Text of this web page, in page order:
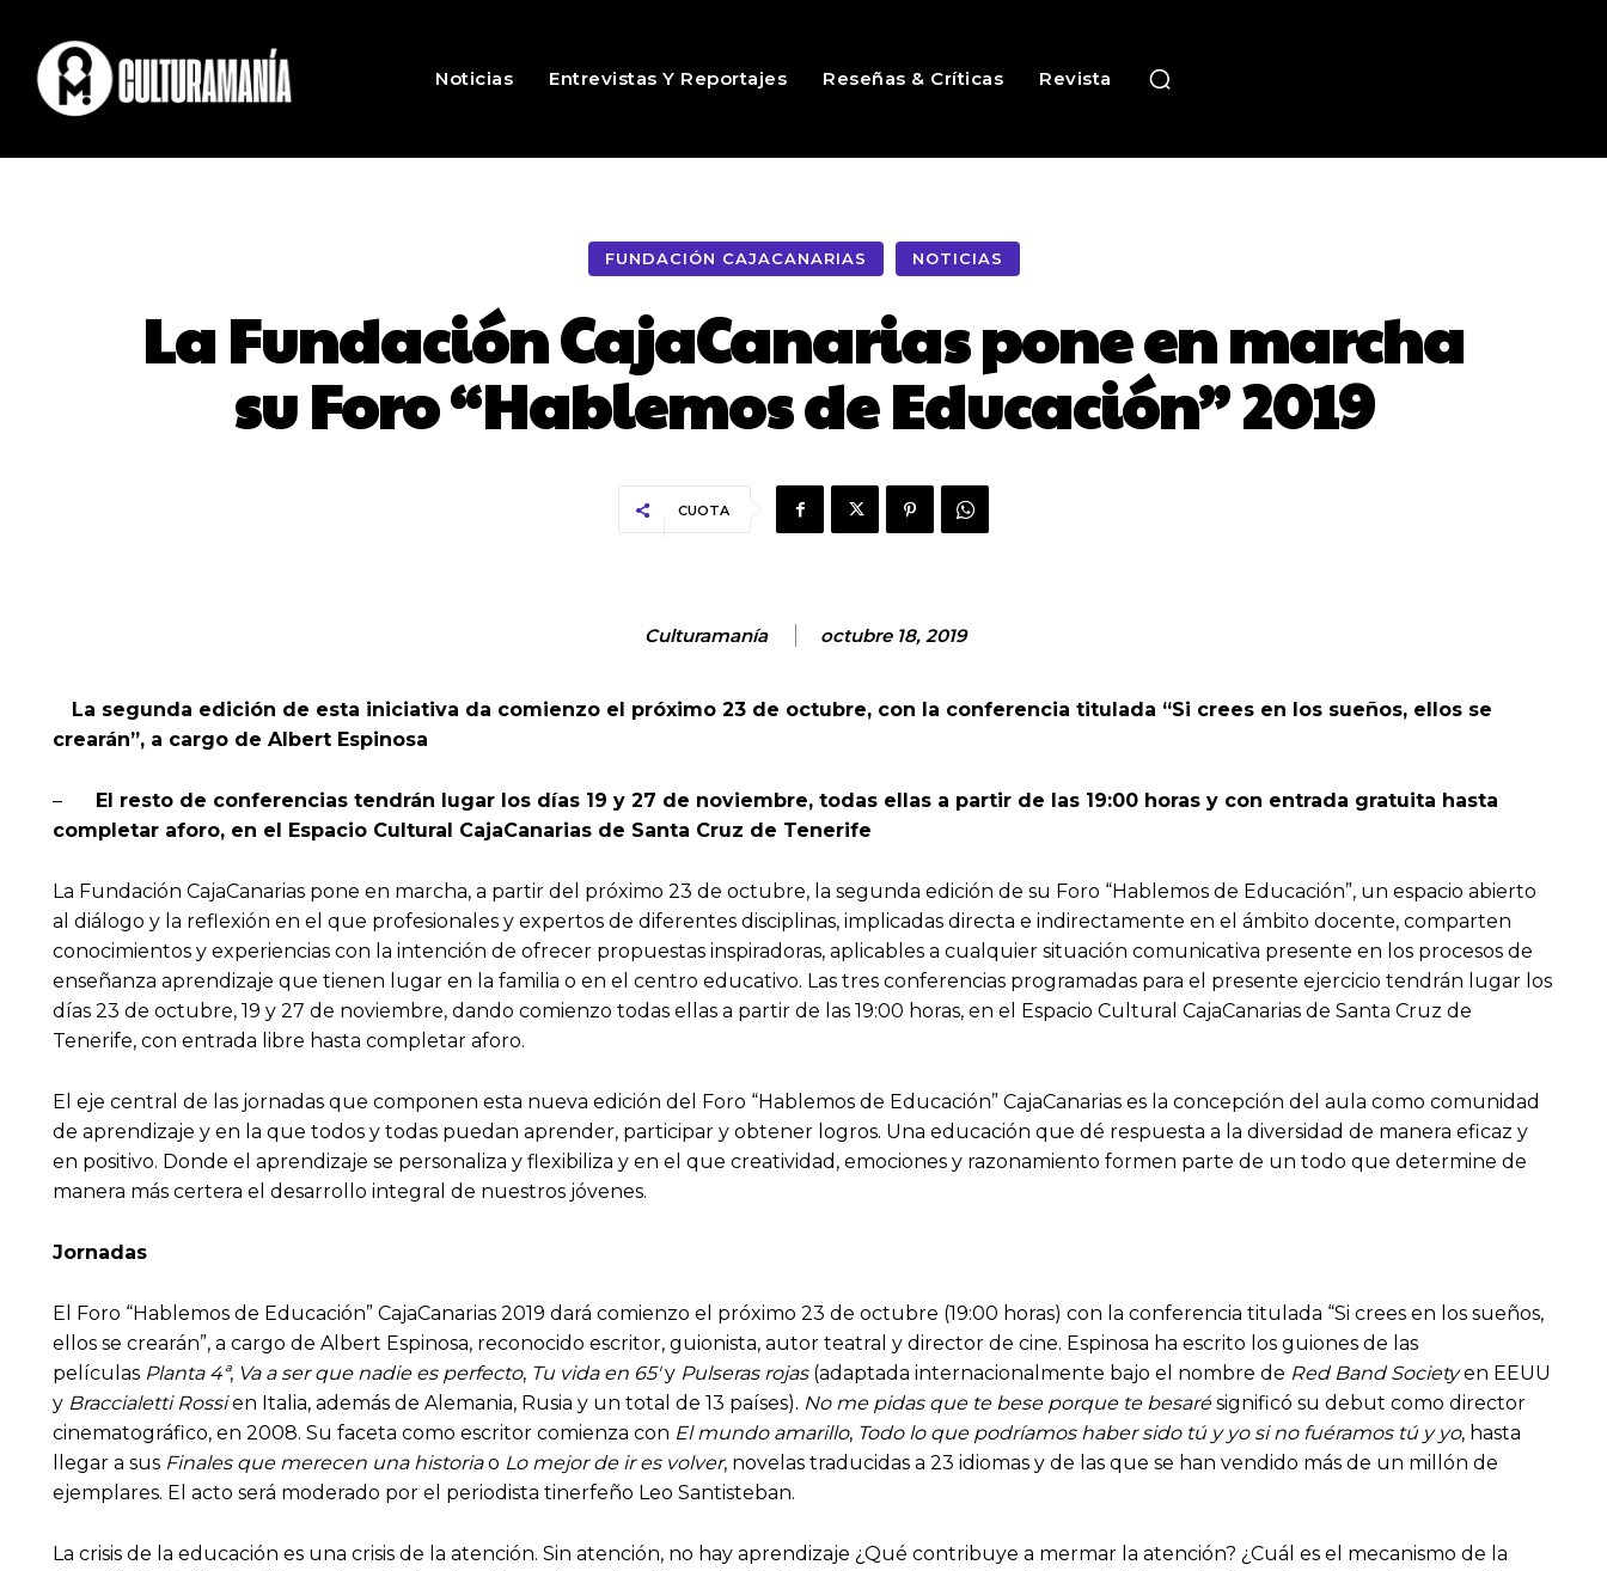
Noticias Entrevistas Y Reportajes Reseñas & Críticas Revista
FUNDACIÓN CAJACANARIAS NOTICIAS
La Fundación CajaCanarias pone en marcha
su Foro “Hablemos de Educación” 2019
CUOTA
Culturamanía octubre 18, 2019
La segunda edición de esta iniciativa da comienzo el próximo 23 de octubre, con la conferencia titulada “Si crees en los sueños, ellos se
crearán”, a cargo de Albert Espinosa
– El resto de conferencias tendrán lugar los días 19 y 27 de noviembre, todas ellas a partir de las 19:00 horas y con entrada gratuita hasta
completar aforo, en el Espacio Cultural CajaCanarias de Santa Cruz de Tenerife
La Fundación CajaCanarias pone en marcha, a partir del próximo 23 de octubre, la segunda edición de su Foro “Hablemos de Educación”, un espacio abierto
al diálogo y la reflexión en el que profesionales y expertos de diferentes disciplinas, implicadas directa e indirectamente en el ámbito docente, comparten
conocimientos y experiencias con la intención de ofrecer propuestas inspiradoras, aplicables a cualquier situación comunicativa presente en los procesos de
enseñanza aprendizaje que tienen lugar en la familia o en el centro educativo. Las tres conferencias programadas para el presente ejercicio tendrán lugar los
días 23 de octubre, 19 y 27 de noviembre, dando comienzo todas ellas a partir de las 19:00 horas, en el Espacio Cultural CajaCanarias de Santa Cruz de
Tenerife, con entrada libre hasta completar aforo.
El eje central de las jornadas que componen esta nueva edición del Foro “Hablemos de Educación” CajaCanarias es la concepción del aula como comunidad
de aprendizaje y en la que todos y todas puedan aprender, participar y obtener logros. Una educación que dé respuesta a la diversidad de manera eficaz y
en positivo. Donde el aprendizaje se personaliza y flexibiliza y en el que creatividad, emociones y razonamiento formen parte de un todo que determine de
manera más certera el desarrollo integral de nuestros jóvenes.
Jornadas
El Foro “Hablemos de Educación” CajaCanarias 2019 dará comienzo el próximo 23 de octubre (19:00 horas) con la conferencia titulada “Si crees en los sueños,
ellos se crearán”, a cargo de Albert Espinosa, reconocido escritor, guionista, autor teatral y director de cine. Espinosa ha escrito los guiones de las
películas Planta 4ª, Va a ser que nadie es perfecto, Tu vida en 65′y Pulseras rojas(adaptada internacionalmente bajo el nombre de Red Band Societyen EEUU
y Braccialetti Rossien Italia, además de Alemania, Rusia y un total de 13 países). No me pidas que te bese porque te besarésignificó su debut como director
cinematográfico, en 2008. Su faceta como escritor comienza con El mundo amarillo, Todo lo que podríamos haber sido tú y yo si no fuéramos tú y yo, hasta
llegar a sus Finales que merecen una historiao Lo mejor de ir es volver, novelas traducidas a 23 idiomas y de las que se han vendido más de un millón de
ejemplares. El acto será moderado por el periodista tinerfeño Leo Santisteban.
La crisis de la educación es una crisis de la atención. Sin atención, no hay aprendizaje ¿Qué contribuye a mermar la atención? ¿Cuál es el mecanismo de la